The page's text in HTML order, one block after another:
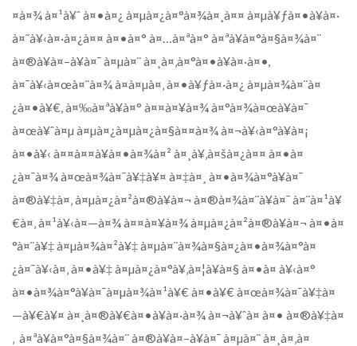
¤à¤¾ à¤¹à¥ˆ à¤•à¤¿ à¤µà¤¿à¤°à¤¾à¤¸à¤¤ à¤µà¥ƒà¤•à¥à¤·
à¤˜à¥‹à¤·à¤¿à¤¤ à¤•à¤° à¤…à¤ªà¤° à¤ªà¥à¤°à¤§à¤¾à¤¨
à¤®à¥à¤–à¥à¤¯ à¤µà¤¨ à¤¸à¤‚à¤°à¤•à¥à¤·à¤•,
à¤¯à¥‹à¤œà¤¨à¤¾ à¤à¤µà¤‚ à¤•à¥ƒà¤·à¤¿ à¤µà¤¾à¤¨à¤
¿à¤•à¥€, à¤‰à¤ªà¥à¤° à¤¤à¤¥à¤¾ à¤°à¤¾à¤œà¥à¤¯
à¤œà¥ˆà¤µ à¤µà¤¿à¤µà¤¿à¤§à¤¤à¤¾ à¤¬à¥‹à¤°à¥à¤¡
à¤•à¥‹ à¤¤à¤¤à¥à¤•à¤¾à¤² à¤¸à¥‚à¤šà¤¿à¤¤ à¤•à¤
¿à¤¯à¤¾ à¤œà¤¾à¤¯à¥‡à¥¤ à¤‡à¤¸ à¤•à¤¾à¤°à¥à¤¯
à¤®à¥‡à¤‚ à¤µà¤¿à¤²à¤®à¥à¤¬ à¤®à¤¾à¤¨à¥à¤¯ à¤¨à¤¹à¥
€à¤‚ à¤¹à¥‹à¤—à¤¾ à¤¤à¤¥à¤¾ à¤µà¤¿à¤²à¤®à¥à¤¬ à¤•à¤
°à¤¨à¥‡ à¤µà¤¾à¤²à¥‡ à¤µà¤¨à¤¾à¤§à¤¿à¤•à¤¾à¤°à¤
¿à¤¯à¥‹à¤‚ à¤•à¥‡ à¤µà¤¿à¤°à¥‚à¤¦à¥à¤§ à¤•à¤ à¥‹à¤°
à¤•à¤¾à¤°à¥à¤¯à¤µà¤¾à¤¹à¥€ à¤•à¥€ à¤œà¤¾à¤¯à¥‡à¤
—à¥€à¥¤ à¤¸à¤®à¥€à¤•à¥à¤·à¤¾ à¤¬à¥ˆà¤ à¤• à¤®à¥‡à¤
‚ à¤ªà¥à¤°à¤§à¤¾à¤¨ à¤®à¥à¤–à¥à¤¯ à¤µà¤¨ à¤¸à¤‚à¤